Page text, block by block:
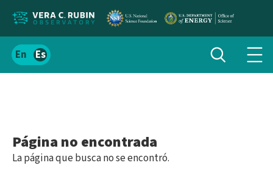
Localizar
el
Español
Alternar
búsqueda
Página no encontrada
La página que busca no se encontró.